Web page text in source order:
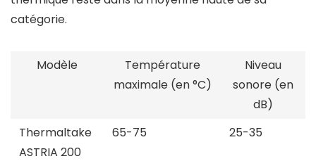
catégorie.
Modèle
Température
maximale (en °C)
Niveau
sonore (en
dB)
Thermaltake
ASTRIA 200
65-75 25-35